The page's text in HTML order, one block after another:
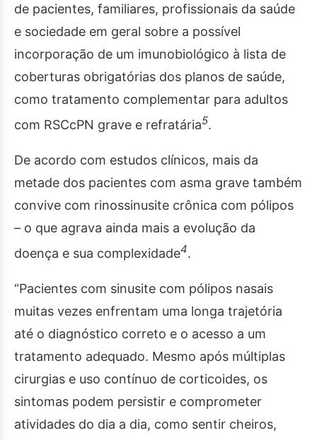
de pacientes, familiares, profissionais da saúde
e sociedade em geral sobre a possível
incorporação de um imunobiológico à lista de
coberturas obrigatórias dos planos de saúde,
como tratamento complementar para adultos
com RSCcPN grave e refratária5.
De acordo com estudos clínicos, mais da
metade dos pacientes com asma grave também
convive com rinossinusite crônica com pólipos
– o que agrava ainda mais a evolução da
doença e sua complexidade4.
“Pacientes com sinusite com pólipos nasais
muitas vezes enfrentam uma longa trajetória
até o diagnóstico correto e o acesso a um
tratamento adequado. Mesmo após múltiplas
cirurgias e uso contínuo de corticoides, os
sintomas podem persistir e comprometer
atividades do dia a dia, como sentir cheiros,